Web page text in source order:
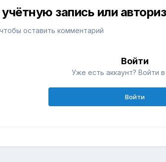
запись или
оставить комментарий
Войти
Уже есть аккаунт? Войти
Войти